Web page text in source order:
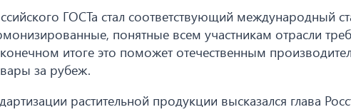
ГОСТа стал соответствующий международный
понятные всем участникам отрасли
итоге это поможет отечественным
за рубеж.
растительной продукции высказался глава